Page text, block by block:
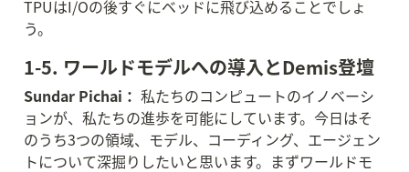
TPUはI/Oの後すぐにベッドに飛び込めることでしょ
う。
1-5. ワールドモデルへの導入とDemis登壇
Sundar Pichai： 私たちのコンピュートのイノベーシ
ョンが、私たちの進歩を可能にしています。今日はそ
のうち3つの領域、モデル、コーディング、エージェン
トについて深掘りしたいと思います。まずワールドモ